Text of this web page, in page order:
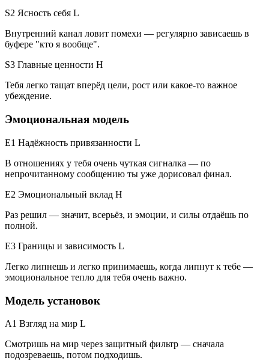
S2 Ясность себя L
Внутренний канал ловит помехи — регулярно зависаешь в
буфере "кто я вообще".
S3 Главные ценности H
Тебя легко тащат вперёд цели, рост или какое-то важное
убеждение.
Эмоциональная модель
E1 Надёжность привязанности L
В отношениях у тебя очень чуткая сигналка — по
непрочитанному сообщению ты уже дорисовал финал.
E2 Эмоциональный вклад H
Раз решил — значит, всерьёз, и эмоции, и силы отдаёшь по
полной.
E3 Границы и зависимость L
Легко липнешь и легко принимаешь, когда липнут к тебе —
эмоциональное тепло для тебя очень важно.
Модель установок
A1 Взгляд на мир L
Смотришь на мир через защитный фильтр — сначала
подозреваешь, потом подходишь.